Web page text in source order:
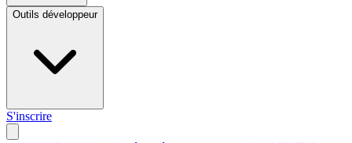
Outils développeur
S'inscrire